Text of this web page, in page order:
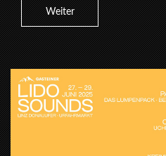
Weiter